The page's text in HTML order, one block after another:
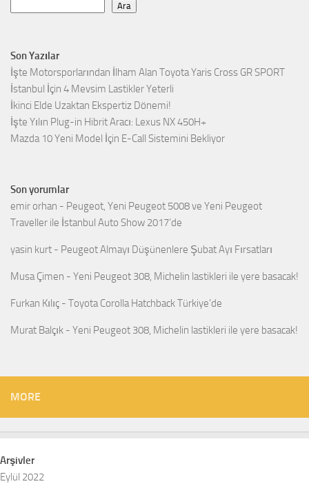
Ara
Son Yazılar
İşte Motorsporlarından İlham Alan Toyota Yaris Cross GR SPORT
İstanbul İçin 4 Mevsim Lastikler Yeterli
İkinci Elde Uzaktan Ekspertiz Dönemi!
İşte Yılın Plug-in Hibrit Aracı: Lexus NX 450H+
Mazda 10 Yeni Model İçin E-Call Sistemini Bekliyor
Son yorumlar
emir orhan - Peugeot, Yeni Peugeot 5008 ve Yeni Peugeot
Traveller ile İstanbul Auto Show 2017’de
yasin kurt - Peugeot Almayı Düşünenlere Şubat Ayı Fırsatları
Musa Çimen - Yeni Peugeot 308, Michelin lastikleri ile yere basacak!
Furkan Kılıç - Toyota Corolla Hatchback Türkiye’de
Murat Balçık - Yeni Peugeot 308, Michelin lastikleri ile yere basacak!
MORE
Arşivler
Eylül 2022